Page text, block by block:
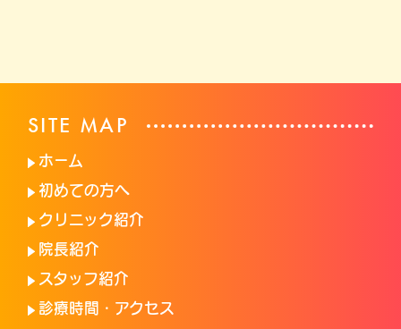
SITE MAP
ホーム
初めての方へ
クリニック紹介
院長紹介
スタッフ紹介
診療時間・アクセス